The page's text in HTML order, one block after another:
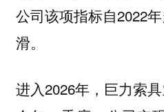
公司该项指标自2022
滑。
进入2026年，巨力索